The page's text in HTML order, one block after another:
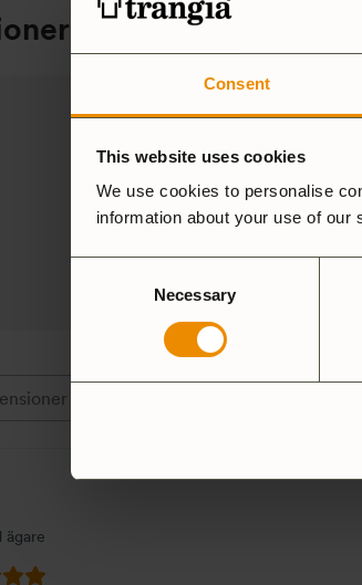
Consent
This website uses cookies
We use cookies to personalise
information about your use of
Necessary
avTallrik 20
4,9
Baserat på 14 recensioner
LÄGG TILL EN RECENSION
ägare